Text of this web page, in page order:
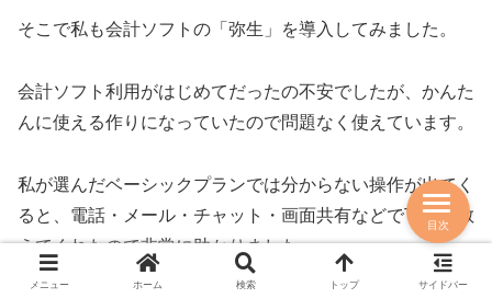
そこで私も会計ソフトの「弥生」を導入してみました。
会計ソフト利用がはじめてだったの不安でしたが、かんた
んに使える作りになっていたので問題なく使えています。
私が選んだベーシックプランでは分からない操作が出てく
ると、電話・メール・チャット・画面共有などで丁寧に教
えてくれたので非常に助かりました。
メニュー ホーム 検索 トップ サイドバー
目次